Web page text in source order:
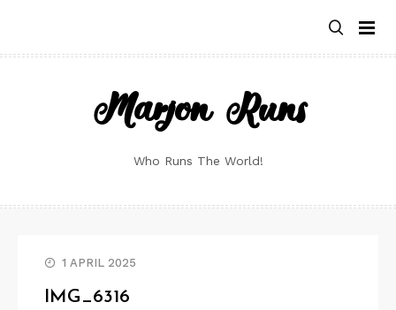
content
Marjon Runs
Who Runs The World!
1 APRIL 2025
IMG_6316